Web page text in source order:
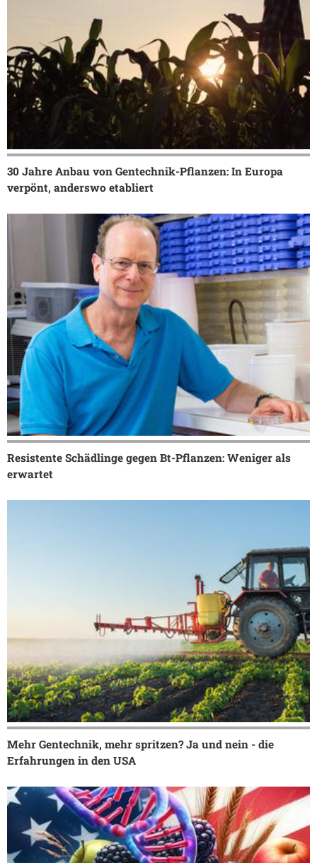
30 Jahre Anbau von Gentechnik-Pflanzen: In Europa
verpönt, anderswo etabliert
Resistente Schädlinge gegen Bt-Pflanzen: Weniger als
erwartet
Mehr Gentechnik, mehr spritzen? Ja und nein - die
Erfahrungen in den USA